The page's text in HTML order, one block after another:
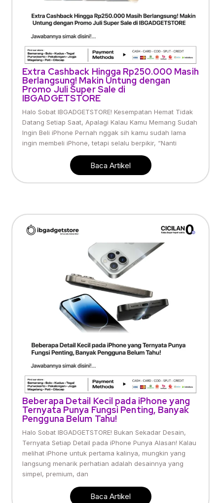
Extra Cashback Hingga Rp250.000 Masih
Berlangsung! Makin Untung dengan
Promo Juli Super Sale di
IBGADGETSTORE
Halo Sobat IBGADGETSTORE! Kesempatan Hemat Tidak
Datang Setiap Saat, Apalagi Kalau Kamu Memang Sudah
Ingin Beli iPhone Pernah nggak sih kamu sudah lama
ingin membeli iPhone, tetapi selalu berpikir, “Nanti
Baca Artikel
Beberapa Detail Kecil pada iPhone yang
Ternyata Punya Fungsi Penting, Banyak
Pengguna Belum Tahu!
Halo Sobat IBGADGETSTORE! Bukan Sekadar Desain,
Ternyata Setiap Detail pada iPhone Punya Alasan! Kalau
melihat iPhone untuk pertama kalinya, mungkin yang
langsung menarik perhatian adalah desainnya yang
simpel, premium, dan
Baca Artikel